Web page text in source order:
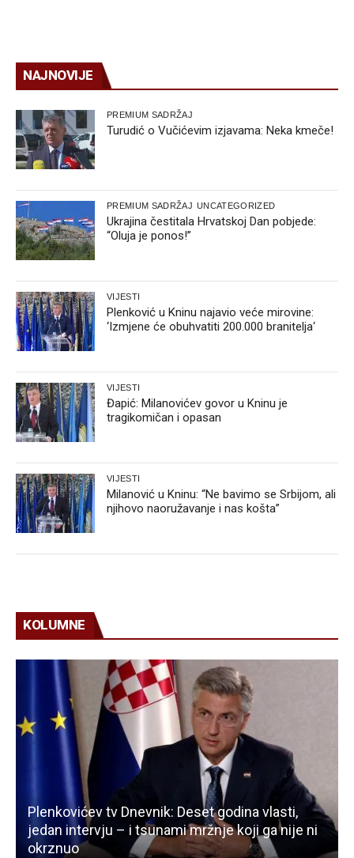
NAJNOVIJE
PREMIUM SADRŽAJ
Turudić o Vučićevim izjavama: Neka kmeče!
PREMIUM SADRŽAJ UNCATEGORIZED
Ukrajina čestitala Hrvatskoj Dan pobjede:
“Oluja je ponos!”
VIJESTI
Plenković u Kninu najavio veće mirovine:
‘Izmjene će obuhvatiti 200.000 branitelja‘
VIJESTI
Đapić: Milanovićev govor u Kninu je
tragikomičan i opasan
VIJESTI
Milanović u Kninu: “Ne bavimo se Srbijom, ali
njihovo naoružavanje i nas košta”
KOLUMNE
Plenkovićev tv Dnevnik: Deset godina vlasti,
jedan intervju – i tsunami mržnje koji ga nije ni
okrznuo